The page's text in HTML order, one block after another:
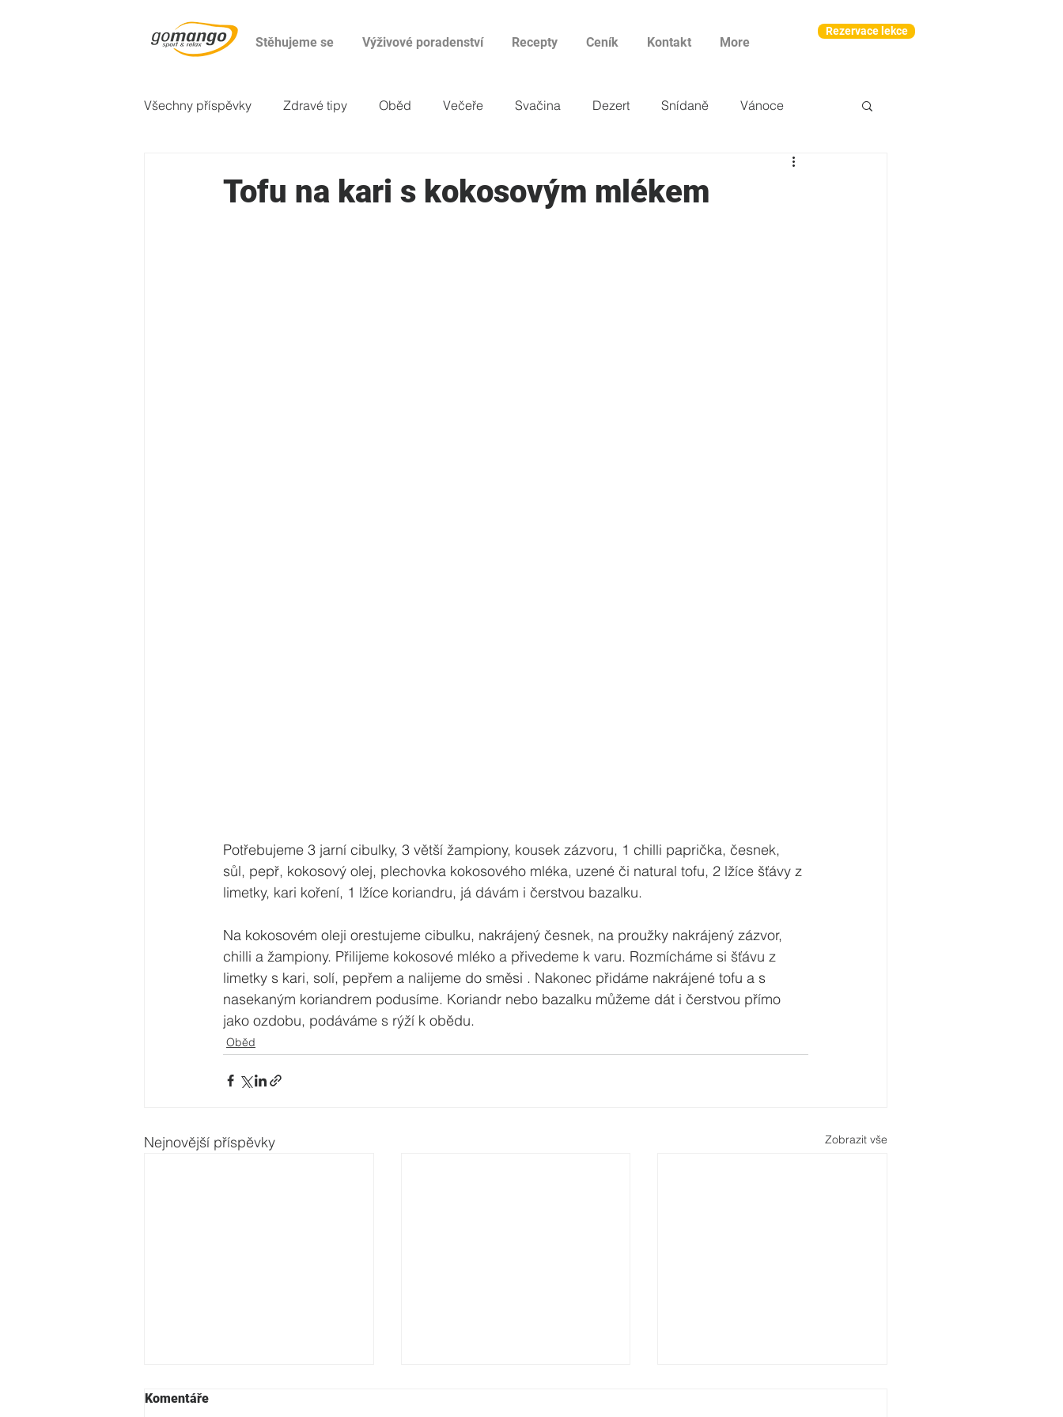
Stěhujeme se Výživové poradenství Recepty Ceník Kontakt More
Rezervace lekce
Všechny příspěvky Zdravé tipy Oběd Večeře Svačina Dezert Snídaně Vánoce
Tofu na kari s kokosovým mlékem
Potřebujeme 3 jarní cibulky, 3 větší žampiony, kousek zázvoru, 1 chilli paprička, česnek,
sůl, pepř, kokosový olej, plechovka kokosového mléka, uzené či natural tofu, 2 lžíce šťávy z
limetky, kari koření, 1 lžíce koriandru, já dávám i čerstvou bazalku.
Na kokosovém oleji orestujeme cibulku, nakrájený česnek, na proužky nakrájený zázvor,
chilli a žampiony. Přilijeme kokosové mléko a přivedeme k varu. Rozmícháme si šťávu z
limetky s kari, solí, pepřem a nalijeme do směsi . Nakonec přidáme nakrájené tofu a s
nasekaným koriandrem podusíme. Koriandr nebo bazalku můžeme dát i čerstvou přímo
jako ozdobu, podáváme s rýží k obědu.
Oběd
Nejnovější příspěvky Zobrazit vše
Komentáře